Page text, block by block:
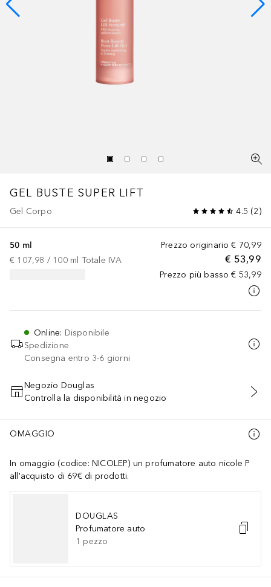
GEL BUSTE SUPER LIFT
Gel Corpo 4.5 (2)
Prezzo originario € 70,99
€ 53,99
Prezzo più basso € 53,99
50 ml
€ 107,98 / 100 ml Totale IVA
Online: Disponibile
Spedizione
Consegna entro 3-6 giorni
AGGIUNGI AL CARRELLO
Negozio Douglas
Controlla la disponibilità in negozio
OMAGGIO
In omaggio (codice: NICOLEP) un profumatore auto nicole P
all'acquisto di 69€ di prodotti.
DOUGLAS
Profumatore auto
1 pezzo